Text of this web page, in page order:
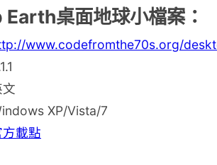
桌面地球小檔案：
www.codefromthe70s.org/
XP/Vista/7
方載點